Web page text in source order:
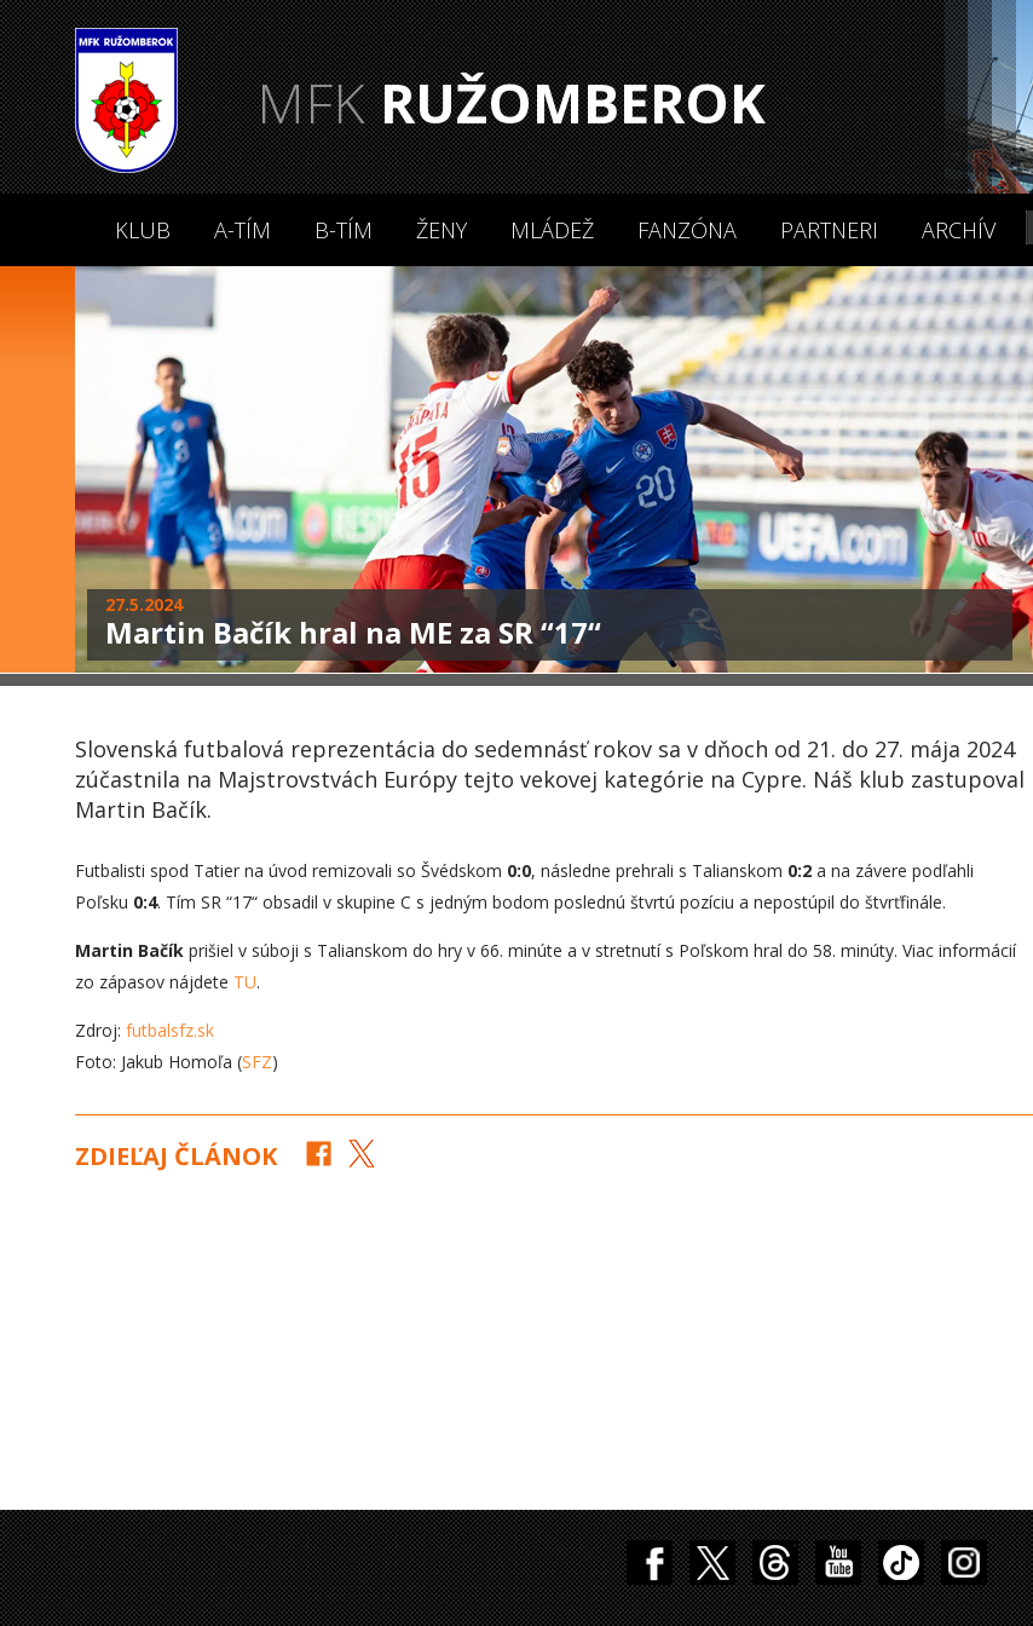
MFKRUŽOMBEROK
KLUB A-TÍM B-TÍM ŽENY MLÁDEŽ FANZÓNA PARTNERI ARCHÍV
27.5.2024
Martin Bačík hral na ME za SR “17“
Slovenská futbalová reprezentácia do sedemnásť rokov sa v dňoch od 21. do 27. mája 2024
zúčastnila na Majstrovstvách Európy tejto vekovej kategórie na Cypre. Náš klub zastupoval
Martin Bačík.
Futbalisti spod Tatier na úvod remizovali so Švédskom 0:0, následne prehrali s Talianskom 0:2 a na závere podľahli
Poľsku 0:4. Tím SR “17“ obsadil v skupine C s jedným bodom poslednú štvrtú pozíciu a nepostúpil do štvrťfinále.
Martin Bačík prišiel v súboji s Talianskom do hry v 66. minúte a v stretnutí s Poľskom hral do 58. minúty. Viac informácií
zo zápasov nájdete TU.
Zdroj: futbalsfz.sk
Foto: Jakub Homoľa (SFZ)
ZDIEĽAJ ČLÁNOK